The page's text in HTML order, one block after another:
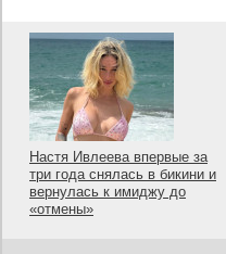
Настя Ивлеева впервые за
три года снялась в бикини и
вернулась к имиджу до
«отмены»